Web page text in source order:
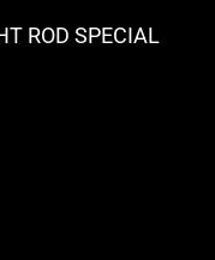
ROD SPECIAL